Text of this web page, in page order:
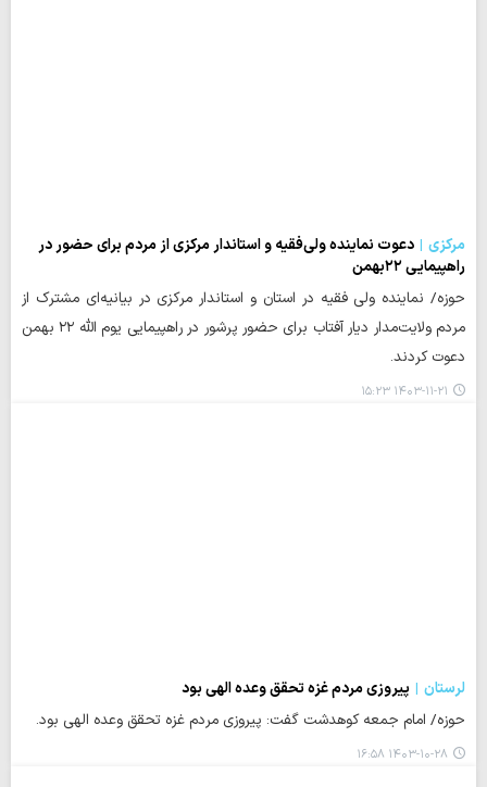
مرکزی
دعوت نماینده ولی‌فقیه و استاندار مرکزی از مردم برای حضور در
راهپیمایی ۲۲‌بهمن
حوزه/ نماینده ولی فقیه در استان و استاندار مرکزی در بیانیه‌ای مشترک از
مردم ولایت‌مدار دیار آفتاب برای حضور پرشور در راهپیمایی یوم الله ۲۲ بهمن
دعوت کردند.
۱۴۰۳-۱۱-۲۱ ۱۵:۲۳
لرستان
پیروزی مردم غزه تحقق وعده الهی بود
حوزه/ امام جمعه کوهدشت گفت: پیروزی مردم غزه تحقق وعده الهی بود.
۱۴۰۳-۱۰-۲۸ ۱۶:۵۸